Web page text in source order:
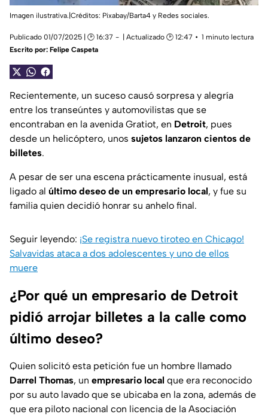
Imagen ilustrativa.|Créditos: Pixabay/Barta4 y Redes sociales.
Publicado 01/07/2025 | 🕑 16:37 | Actualizado 🕑 12:47
1 minuto lectura
Escrito por: Felipe Caspeta
Recientemente, un suceso causó sorpresa y alegría
entre los transeúntes y automovilistas que se
encontraban en la avenida Gratiot, en Detroit, pues
desde un helicóptero, unos sujetos lanzaron cientos de
billetes.
A pesar de ser una escena prácticamente inusual, está
ligado al último deseo de un empresario local, y fue su
familia quien decidió honrar su anhelo final.
Seguir leyendo: ¡Se registra nuevo tiroteo en Chicago!
Salvavidas ataca a dos adolescentes y uno de ellos
muere
¿Por qué un empresario de Detroit
pidió arrojar billetes a la calle como
último deseo?
Quien solicitó esta petición fue un hombre llamado
Darrel Thomas, un empresario local que era reconocido
por su auto lavado que se ubicaba en la zona, además de
que era piloto nacional con licencia de la Asociación